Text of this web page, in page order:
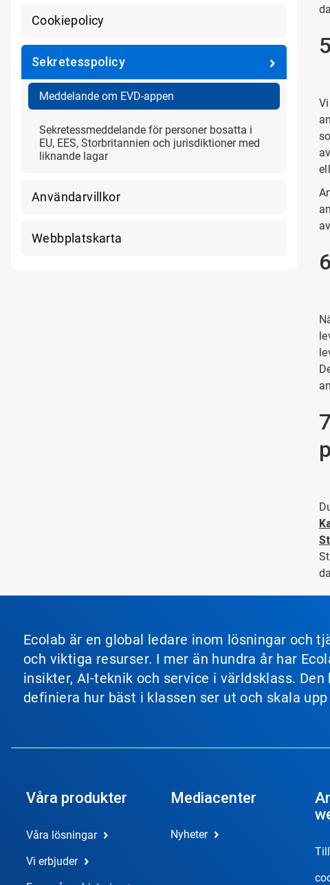
Cookiepolicy
Sekretesspolicy
Meddelande om EVD-appen
Sekretessmeddelande för personer bosatta i
EU, EES, Storbritannien och jurisdiktioner med
liknande lagar
Användarvillkor
Webbplatskarta
Ecolab är en global ledare inom lösningar och
och viktiga resurser. I mer än hundra år har
insikter, AI-teknik och service i världsklass.
definiera hur bäst i klassen ser ut och skala
Våra produkter
Våra lösningar
Vi erbjuder
Mediacenter
Nyheter